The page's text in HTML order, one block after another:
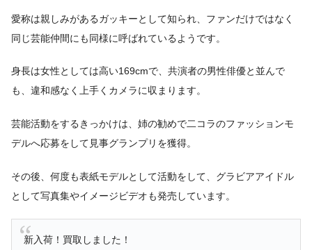
愛称は親しみがあるガッキーとして知られ、ファンだけではなく
同じ芸能仲間にも同様に呼ばれているようです。
身長は女性としては高い169cmで、共演者の男性俳優と並んで
も、違和感なく上手くカメラに収まります。
芸能活動をするきっかけは、姉の勧めで二コラのファッションモ
デルへ応募をして見事グランプリを獲得。
その後、何度も表紙モデルとして活動をして、グラビアアイドル
として写真集やイメージビデオも発売しています。
新入荷！買取しました！